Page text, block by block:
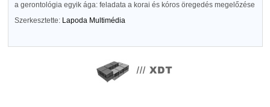
a gerontológia egyik ága: feladata a korai és kóros öregedés megelőzése
Szerkesztette: Lapoda Multimédia